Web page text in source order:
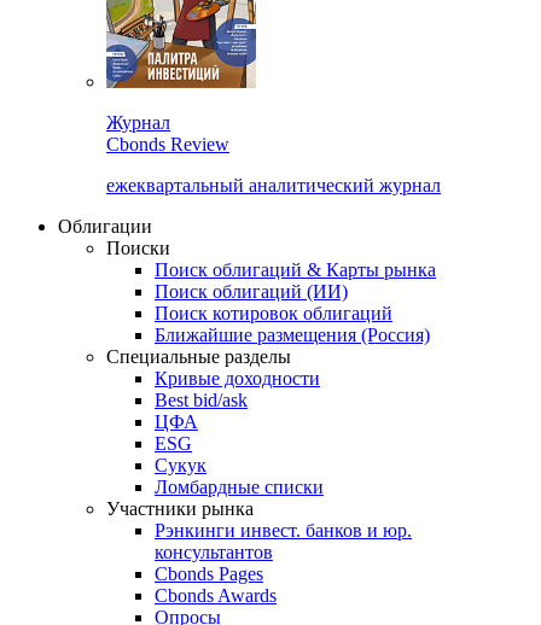
Cbonds Review
ежеквартальный аналитический журнал
Облигации
Поиски
Поиск облигаций & Карты рынка
Поиск облигаций (ИИ)
Поиск котировок облигаций
Ближайшие размещения (Россия)
Специальные разделы
Кривые доходности
Best bid/ask
ЦФА
ESG
Сукук
Ломбардные списки
Участники рынка
Рэнкинги инвест. банков и юр.